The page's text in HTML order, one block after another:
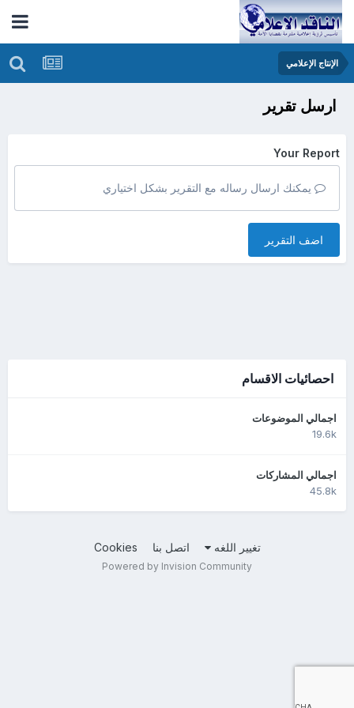
الإنتاج الإعلامي
ارسل تقرير
Your Report
يمكنك ارسال رساله مع التقرير بشكل اختياري
اضف التقرير
احصائيات الاقسام
اجمالي الموضوعات
19.6k
اجمالي المشاركات
45.8k
تغيير اللغه اتصل بنا Cookies
Powered by Invision Community